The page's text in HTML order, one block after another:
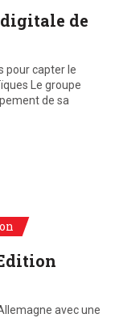
de
pour capter le
Le groupe
de sa
avec une